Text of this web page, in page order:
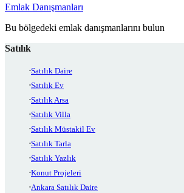
Emlak Danışmanları
Bu bölgedeki emlak danışmanlarını bulun
Satılık
Satılık Daire
Satılık Ev
Satılık Arsa
Satılık Villa
Satılık Müstakil Ev
Satılık Tarla
Satılık Yazlık
Konut Projeleri
Ankara Satılık Daire